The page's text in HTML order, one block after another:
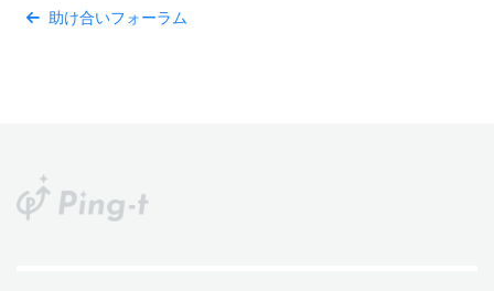
助け合いフォーラム